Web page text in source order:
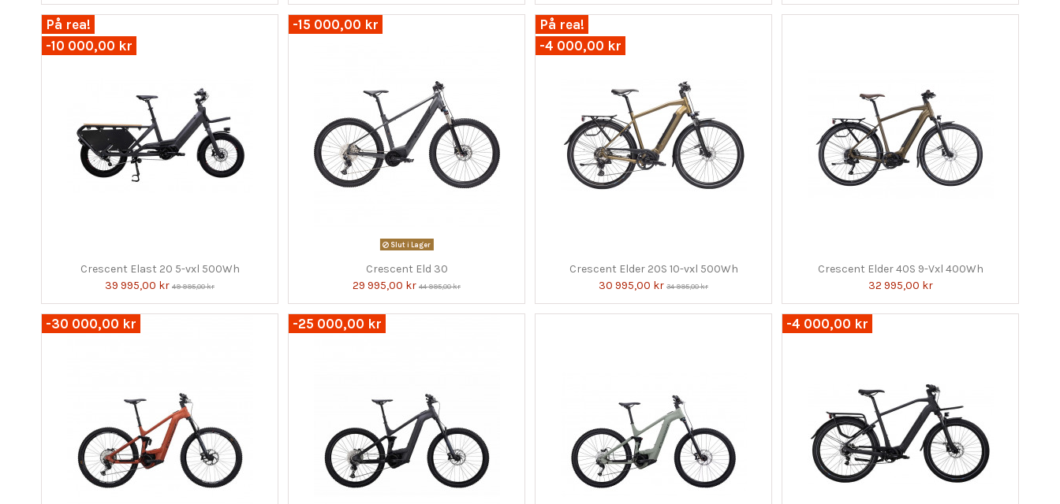
På rea!
-10 000,00 kr
Crescent Elast 20 5-vxl 500Wh
39 995,00 kr 49 995,00 kr
-15 000,00 kr
Slut i Lager
Crescent Eld 30
29 995,00 kr 44 995,00 kr
På rea!
-4 000,00 kr
Crescent Elder 20S 10-vxl 500Wh
30 995,00 kr 34 995,00 kr
Crescent Elder 40S 9-Vxl 400Wh
32 995,00 kr
-30 000,00 kr -25 000,00 kr -4 000,00 kr